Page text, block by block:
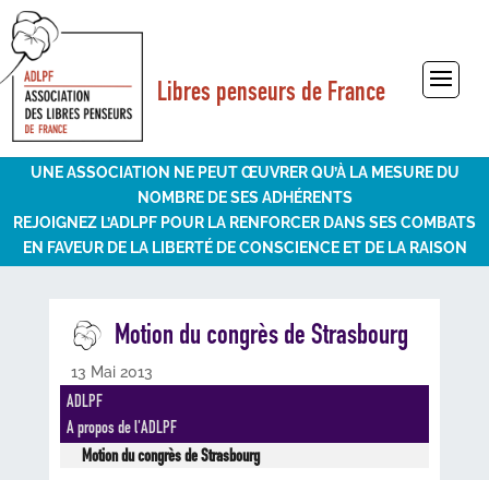
Libres penseurs de France
Sélectionner une page
UNE ASSOCIATION NE PEUT ŒUVRER QU’À LA MESURE DU
NOMBRE DE SES ADHÉRENTS
REJOIGNEZ L’ADLPF POUR LA RENFORCER DANS SES COMBATS
EN FAVEUR DE LA LIBERTÉ DE CONSCIENCE ET DE LA RAISON
Motion du congrès de Strasbourg
13 Mai 2013
ADLPF
A propos de l'ADLPF
Motion du congrès de Strasbourg